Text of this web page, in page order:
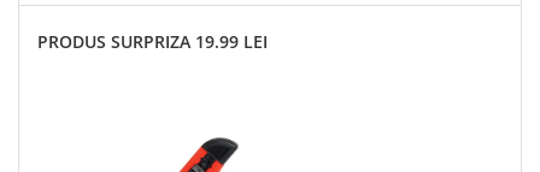
PRODUS SURPRIZA 19.99 LEI